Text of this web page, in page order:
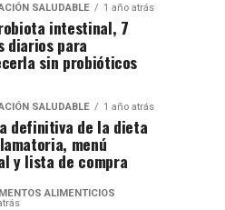
SALUDABLE 1 año atrás
intestinal, 7
diarios para
sin probióticos
SALUDABLE 1 año atrás
definitiva de la dieta
menú
y lista de compra
ALIMENTICIOS